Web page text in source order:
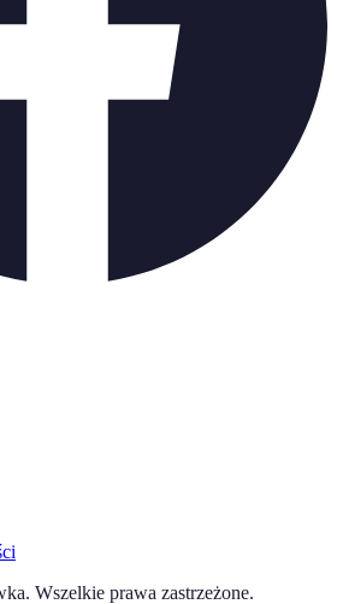
. Wszelkie prawa zastrzeżone.